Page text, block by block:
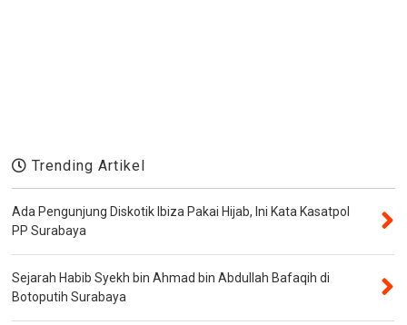
Trending Artikel
Ada Pengunjung Diskotik Ibiza Pakai Hijab, Ini Kata Kasatpol
PP Surabaya
Sejarah Habib Syekh bin Ahmad bin Abdullah Bafaqih di
Botoputih Surabaya